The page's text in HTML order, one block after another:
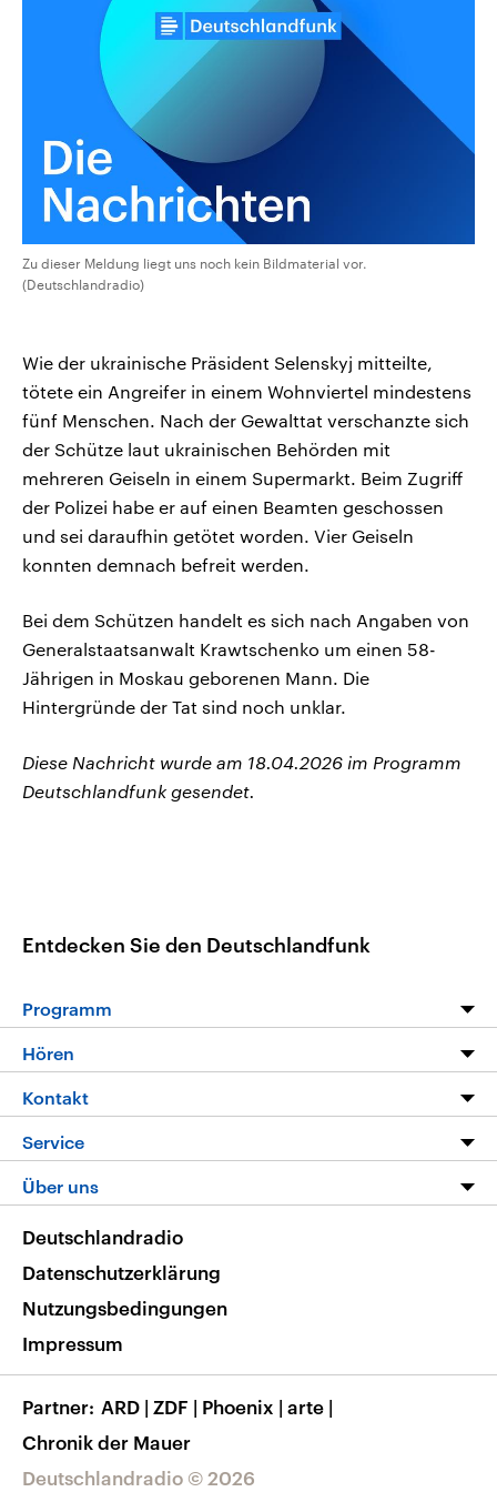
CDU, SPD und FDP regiert.-
Umfragen, Prognosen,
Wahlprogramme, aktuelle Berichte
und Hintergründe zu den Parteien
und Kandidaten der anstehenden
aktuelle Weltgeschehen.
Sendungen Programm Podcasts
Audio-Archiv
Zu dieser Meldung liegt uns noch kein Bildmaterial vor.
(Deutschlandradio)
Wie der ukrainische Präsident Selenskyj mitteilte,
tötete ein Angreifer in einem Wohnviertel mindestens
fünf Menschen. Nach der Gewalttat verschanzte sich
der Schütze laut ukrainischen Behörden mit
mehreren Geiseln in einem Supermarkt. Beim Zugriff
der Polizei habe er auf einen Beamten geschossen
und sei daraufhin getötet worden. Vier Geiseln
konnten demnach befreit werden.
Bei dem Schützen handelt es sich nach Angaben von
Generalstaatsanwalt Krawtschenko um einen 58-
Jährigen in Moskau geborenen Mann. Die
Hintergründe der Tat sind noch unklar.
Diese Nachricht wurde am 18.04.2026 im Programm
Deutschlandfunk gesendet.
Entdecken Sie den Deutschlandfunk
Programm
Programm
Die Nachrichten
Nachrichtenleicht
Neue Beiträge auf dlf.de
Hören
Livestream
Podcasts
Deutschlandfunk App
Nachrichten App
Frequenzen
Kontakt
Hörerservice
Service
FAQ
Veranstaltungen
Musikliste
RSS
Über uns
Barrierefreiheit
Deutschlandradio © 2026
Deutschlandradio
Datenschutzerklärung
Nutzungsbedingungen
Impressum
Partner ARD | ZDF | Phoenix | arte |
Chronik der Mauer